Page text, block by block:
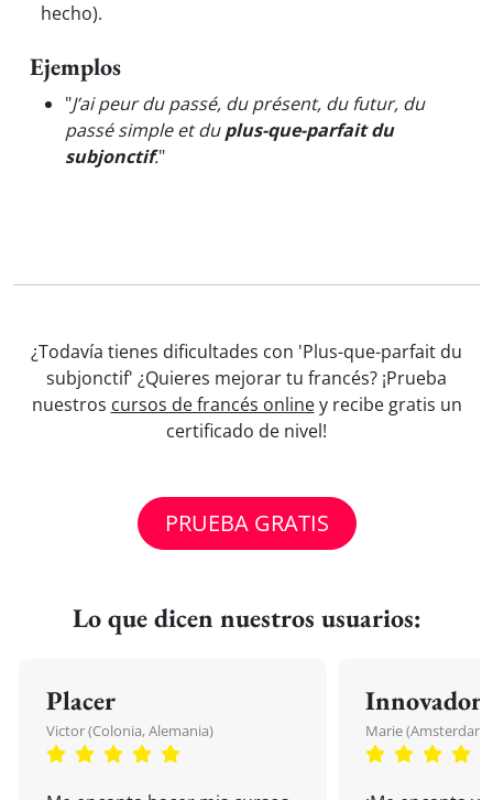
hecho).
Ejemplos
"J’ai peur du passé, du présent, du futur, du
passé simple et duplus-que-parfait du
subjonctif."
¿Todavía tienes dificultades con 'Plus-que-parfait du
subjonctif' ¿Quieres mejorar tu francés? ¡Prueba
nuestros cursos de francés onliney recibe gratis un
certificado de nivel!
PRUEBA GRATIS
Lo que dicen nuestros usuarios:
Placer
Victor (Colonia, Alemania)
Innovador
Marie (Amsterdam,